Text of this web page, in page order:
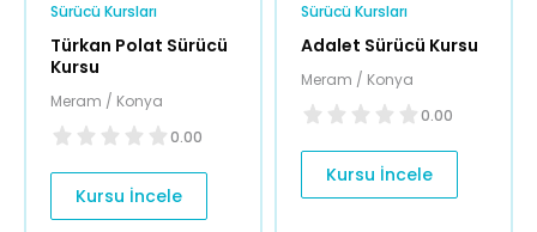
Sürücü Kursları
Türkan Polat Sürücü
Kursu
Meram / Konya
0.00
Kursu İncele
Sürücü Kursları
Adalet Sürücü Kursu
Meram / Konya
0.00
Kursu İncele